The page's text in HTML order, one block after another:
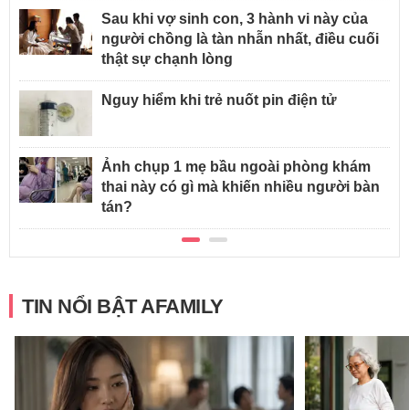
Sau khi vợ sinh con, 3 hành vi này của
người chồng là tàn nhẫn nhất, điều cuối
thật sự chạnh lòng
Nguy hiểm khi trẻ nuốt pin điện tử
Ảnh chụp 1 mẹ bầu ngoài phòng khám
thai này có gì mà khiến nhiều người bàn
tán?
TIN NỔI BẬT AFAMILY